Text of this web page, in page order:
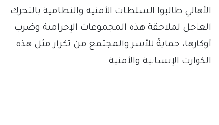
الأهالي طالبوا السلطات الأمنية والنظامية بالتحرك
العاجل لملاحقة هذه المجموعات الإجرامية وضرب
أوكارها، حمايةً للأسر والمجتمع من تكرار مثل هذه
الكوارث الإنسانية والأمنية.